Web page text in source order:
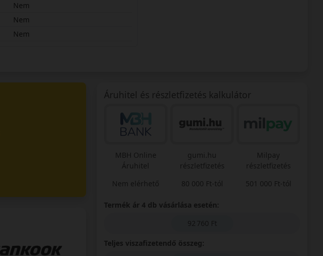
Nem
Nem
Nem
Áruhitel és részletfizetés kalkulátor
MBH Online
Áruhitel
Nem elérhető
gumi.hu
részletfizetés
80 000 Ft-tól
Milpay
részletfizetés
501 000 Ft-tól
Termék ár 4 db vásárlása esetén:
92 760 Ft
Teljes viszafizetendő összeg: